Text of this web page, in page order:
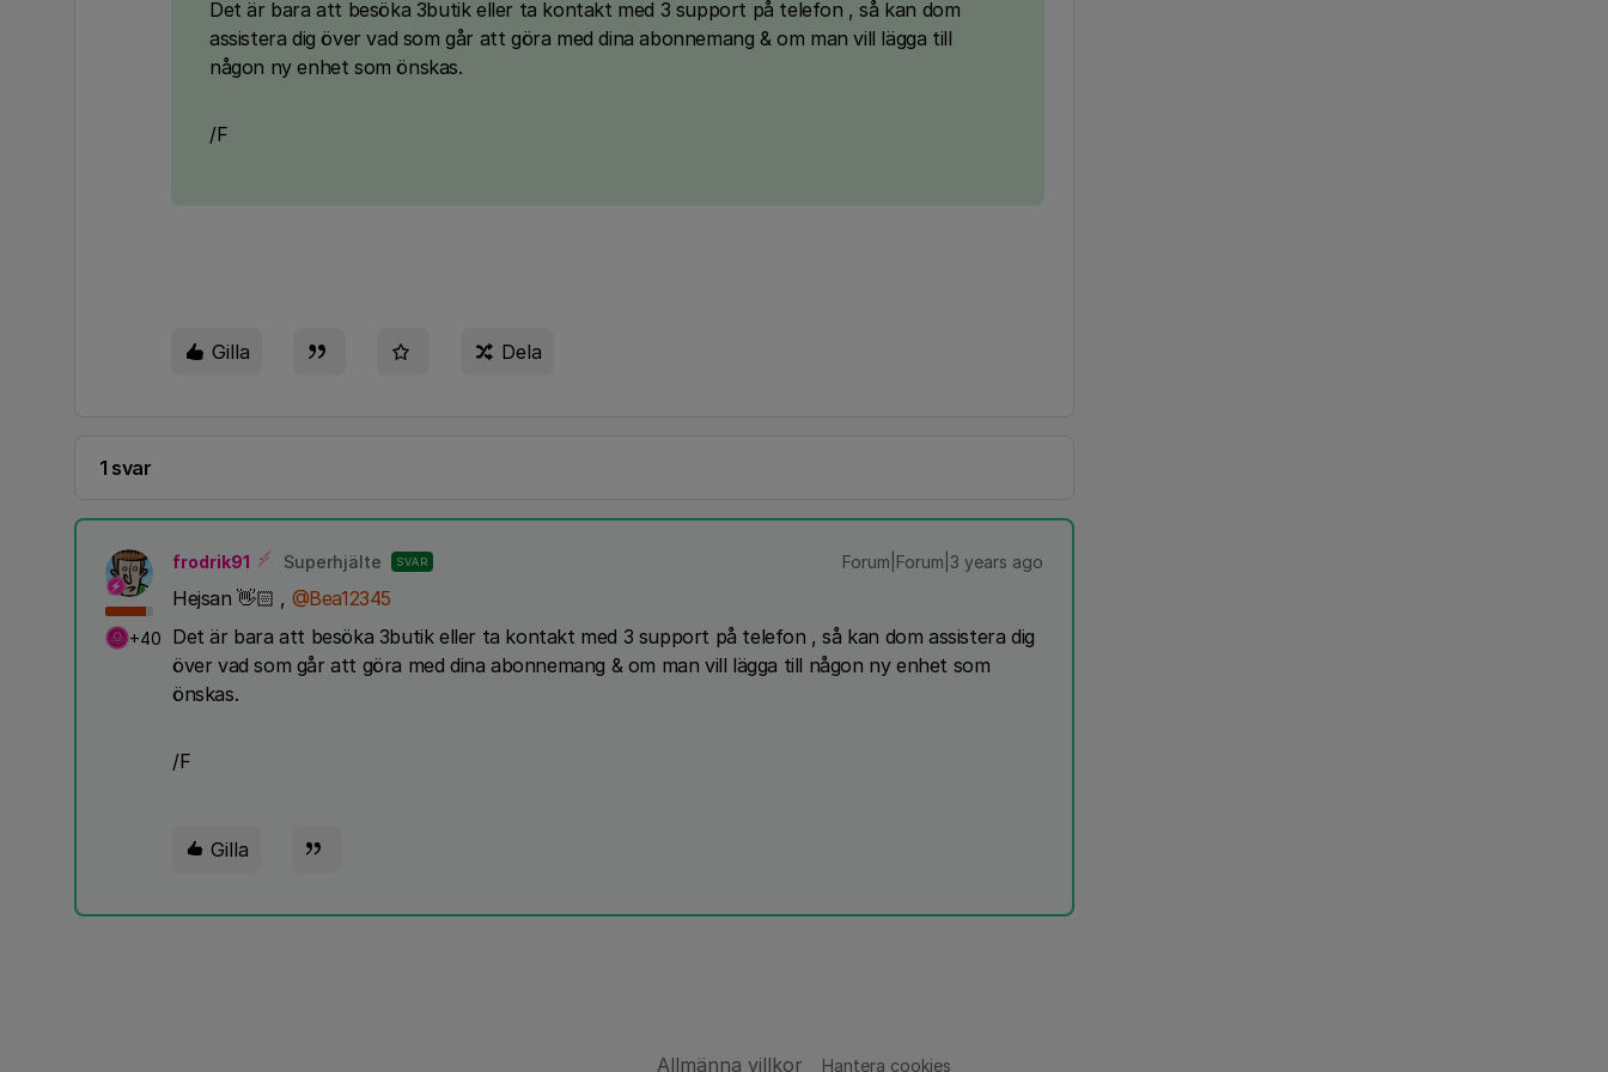
Det är bara att besöka 3butik eller ta kontakt med 3 support på telefon , så kan dom
assistera dig över vad som går att göra med dina abonnemang & om man vill lägga till
någon ny enhet som önskas.
/F
Gilla Dela
1 svar
+40
frodrik91 Superhjälte SVAR Forum|Forum|3 years ago
Hejsan 👋🏻 , @Bea12345
Det är bara att besöka 3butik eller ta kontakt med 3 support på telefon , så kan dom assistera dig
över vad som går att göra med dina abonnemang & om man vill lägga till någon ny enhet som
önskas.
/F
Gilla
Allmänna villkor Hantera cookies